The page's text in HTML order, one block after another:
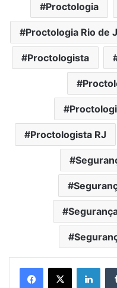
Proctologia
Proctologia Rio de
Proctologista
Proctologista RJ